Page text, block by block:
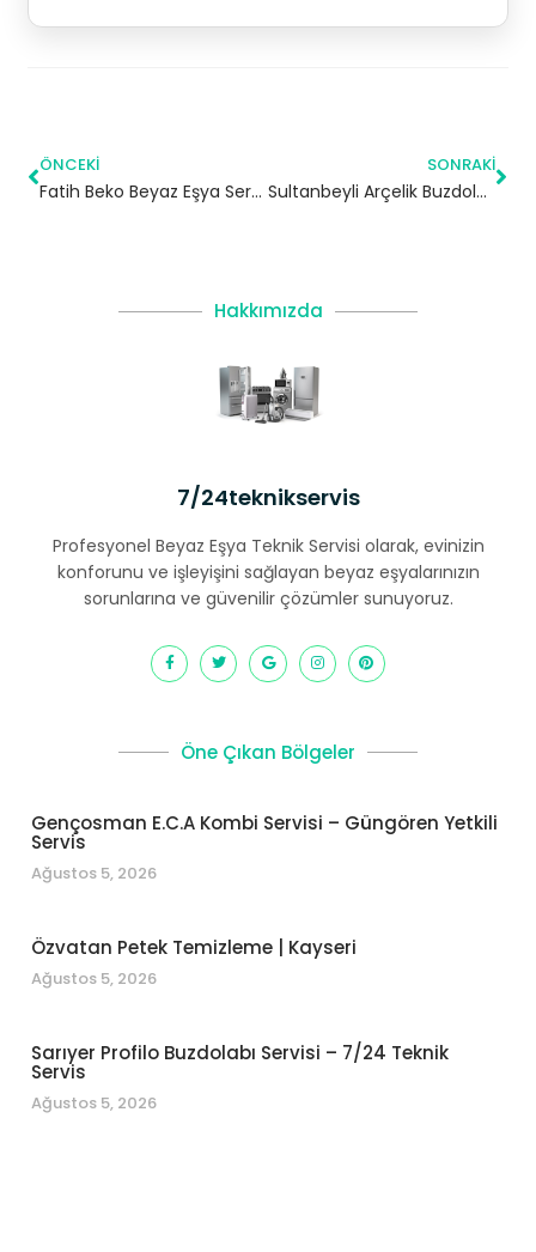
ÖNCEKI
Fatih Beko Beyaz Eşya Servisi
SONRAKI
Sultanbeyli Arçelik Buzdolabı Servisi
Hakkımızda
7/24teknikservis
Profesyonel Beyaz Eşya Teknik Servisi olarak, evinizin
konforunu ve işleyişini sağlayan beyaz eşyalarınızın
sorunlarına ve güvenilir çözümler sunuyoruz.
Öne Çıkan Bölgeler
Gençosman E.C.A Kombi Servisi – Güngören Yetkili
Servis
Ağustos 5, 2026
Özvatan Petek Temizleme | Kayseri
Ağustos 5, 2026
Sarıyer Profilo Buzdolabı Servisi – 7/24 Teknik
Servis
Ağustos 5, 2026